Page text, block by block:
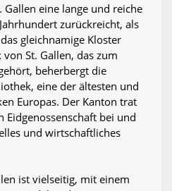
Gallen eine lange und reiche
zurückreicht, als
gleichnamige Kloster
St. Gallen, das zum
beherbergt die
eine der ältesten und
Europas. Der Kanton trat
Eidgenossenschaft bei und
und wirtschaftliches
ist vielseitig, mit einem